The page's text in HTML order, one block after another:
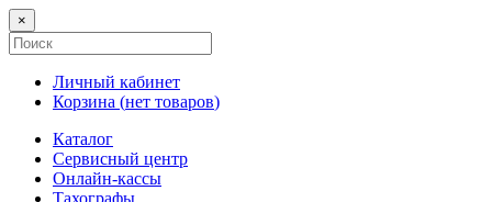
×
Личный кабинет
Корзина (нет товаров)
Каталог
Сервисный центр
Онлайн-кассы
Тахографы